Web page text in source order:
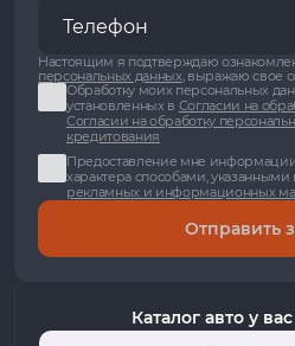
Настоящим я подтверждаю
персональных данных, выражаю свое
Обработку моих персональных
установленных в Согласии на
Согласии на обработку
кредитования
Предоставление мне
характера способами, указанными
рекламных и информационных
Отправить
Каталог авто у